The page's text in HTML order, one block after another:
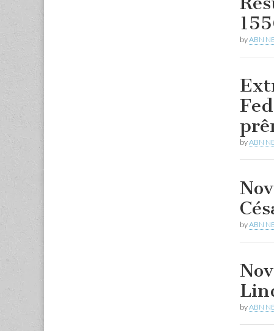
byABN
byABN
byABN
byABN